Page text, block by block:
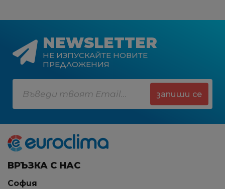
NEWSLETTER
НЕ ИЗПУСКАЙТЕ НОВИТЕ
ПРЕДЛОЖЕНИЯ
запиши се
ВРЪЗКА С НАС
София